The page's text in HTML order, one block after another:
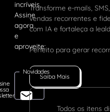
Novidades
Transforme e-mails,
vendas recorrentes e
com IA e fortaleça a
Perfeito para gerar
Saiba Mais
Todos os itens